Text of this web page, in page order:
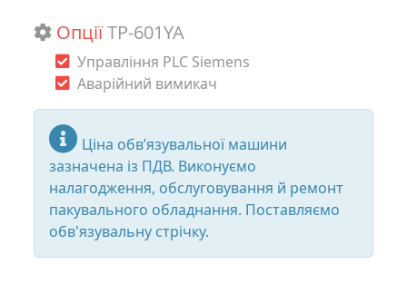
Опції TP-601YA
Управління PLC Siemens
Аварійний вимикач
Ціна обв’язувальної машини
зазначена із ПДВ. Виконуємо
налагодження, обслуговування й ремонт
пакувального обладнання. Поставляємо
обв'язувальну стрічку.